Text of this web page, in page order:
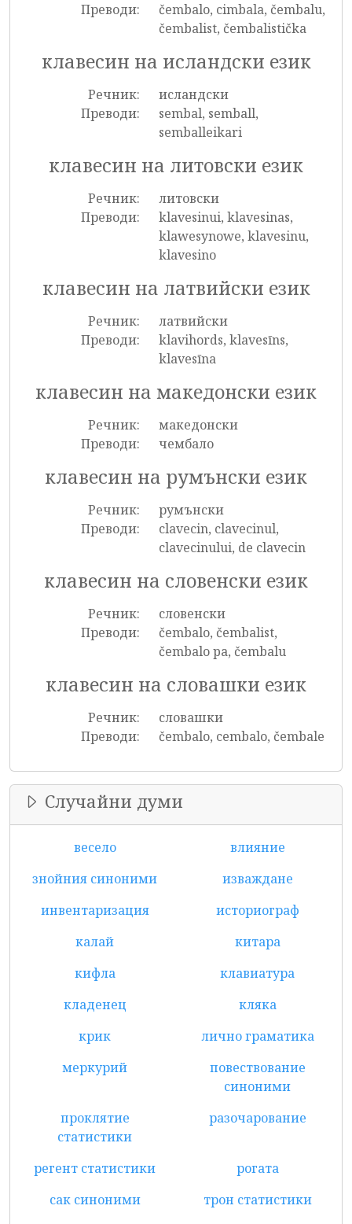
Преводи:
čembalo, cimbala, čembalu,
čembalist, čembalistička
клавесин на исландски език
Речник:
исландски
Преводи:
sembal, semball,
semballeikari
клавесин на литовски език
Речник:
литовски
Преводи:
klavesinui, klavesinas,
klawesynowe, klavesinu,
klavesino
клавесин на латвийски език
Речник:
латвийски
Преводи:
klavihords, klavesīns,
klavesīna
клавесин на македонски език
Речник:
македонски
Преводи:
чембало
клавесин на румънски език
Речник:
румънски
Преводи:
clavecin, clavecinul,
clavecinului, de clavecin
клавесин на словенски език
Речник:
словенски
Преводи:
čembalo, čembalist,
čembalo pa, čembalu
клавесин на словашки език
Речник:
словашки
Преводи:
čembalo, cembalo, čembale
Случайни думи
весело
влияние
знойния синоними
изваждане
инвентаризация
историограф
калай
китара
кифла
клавиатура
кладенец
кляка
крик
лично граматика
меркурий
повествование
синоними
проклятие
статистики
разочарование
регент статистики
рогата
сак синоними
трон статистики